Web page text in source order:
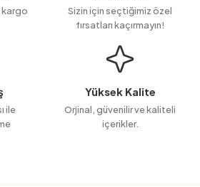
bilgiler bulunuyor.
daha pahalı.
olmalı.
kargo
Sizin için seçtiğimiz özel
fırsatları kaçırmayın!
ile
Yüksek Kalite
Orjinal, güvenilir ve kaliteli
içerikler.